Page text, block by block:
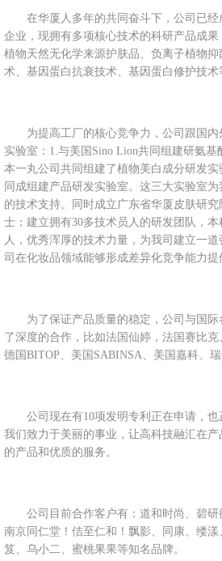
在华厦人多年的共同奋斗下，公司已
企业，现拥有多项核心技术的科研产品成
植物天然无化学来源护肤品、负离子植物
术、基因蛋白抗衰技术、基因蛋白修护技
为提高工厂的核心竞争力，公司跟国
实验室：1.与美国Sino Lion共同组建研氨基
本一丸公司共同组建了植物美白成分研发
同成组建产品研发实验室。这三大实验室
的技术支持。同时成立广东省华厦皮肤研
士；建立拥有30多技术员人的研发团队，
人，优秀浑厚的技术力量，为我司建立一
司在化妆品领域能够形成差异化竞争能力提
为了保证产品质量的稳定，公司与国
了深度的合作，比如法国仙婷，法国赛比克
德国BITOP、美国SABINSA、美国嘉科、
公司现在有10项发明专利正在申请，也
我们致力于美丽的事业，让高科技融汇在
的产品和优质的服务。
公司目前合作客户有：道和时尚、碧研
南京同仁堂！佶至仁和！飘影、同康、缕
笈、乌小二、蜜桃果果等知名品牌。